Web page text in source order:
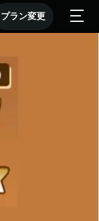
プラン変更